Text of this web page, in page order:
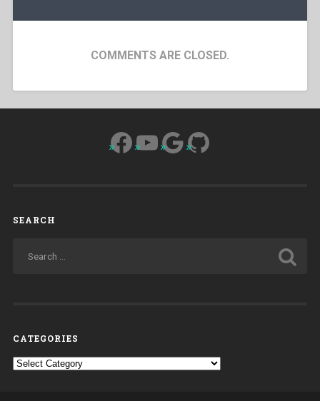
COMMENTS ARE CLOSED.
Facebook
YouTube
Google
GitHub
SEARCH
CATEGORIES
Categories